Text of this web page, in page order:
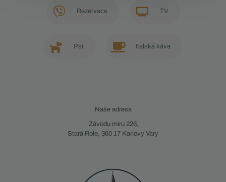
Rezervace TV
Psi Italská káva
Naše adresa
Závodu míru 226,
Stará Role, 360 17 Karlovy Vary